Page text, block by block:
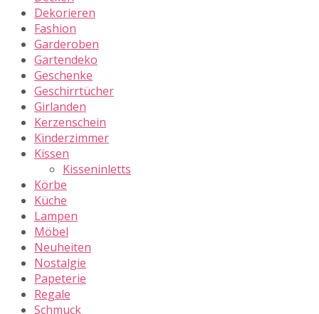
Dekorieren
Fashion
Garderoben
Gartendeko
Geschenke
Geschirrtücher
Girlanden
Kerzenschein
Kinderzimmer
Kissen
Kisseninletts
Körbe
Küche
Lampen
Möbel
Neuheiten
Nostalgie
Papeterie
Regale
Schmuck